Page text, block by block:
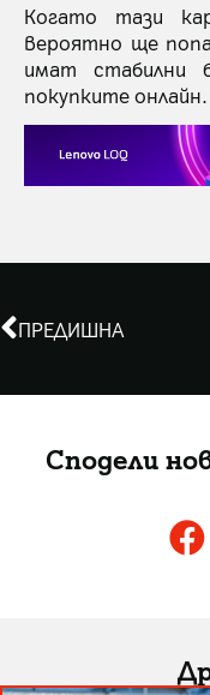
Когато тази
вероятно ще
имат стабилни
покупките онлайн.
ПРЕДИШНА
Сподели